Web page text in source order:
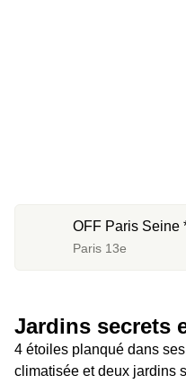
OFF Paris Seine
Paris 13e
Jardins secrets
4 étoiles planqué dans
climatisée et deux jardins